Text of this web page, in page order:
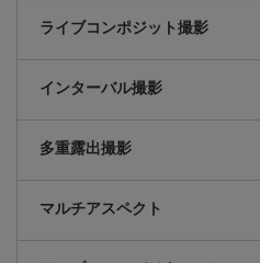
ライブコンポジット撮影
インターバル撮影
多重露出撮影
マルチアスペクト